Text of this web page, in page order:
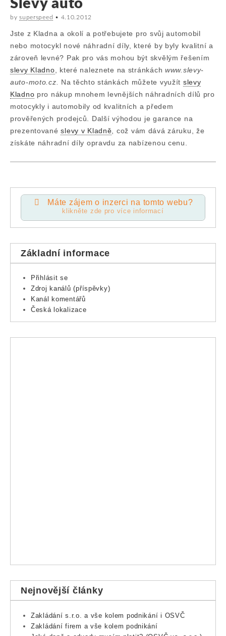
Slevy auto
bysuperspeed • 4.10.2012
Jste z Kladna a okolí a potřebujete pro svůj automobil
nebo motocykl nové náhradní díly, které by byly kvalitní a
zároveň levné? Pak pro vás mohou být skvělým řešením
slevy Kladno, které naleznete na stránkách www.slevy-
auto-moto.cz. Na těchto stánkách můžete využít slevy
Kladno pro nákup mnohem levnějších náhradních dílů pro
motocykly i automobily od kvalitních a předem
prověřených prodejců. Další výhodou je garance na
prezentovanéslevy v Kladně, což vám dává záruku, že
získáte náhradní díly opravdu za nabízenou cenu.
Máte zájem o inzerci na tomto webu?
klikněte zde pro více informací
Základní informace
Přihlásit se
Zdroj kanálů (příspěvky)
Kanál komentářů
Česká lokalizace
Nejnovější články
Zakládání s.r.o. a vše kolem podnikání i OSVČ
Zakládání firem a vše kolem podnikání